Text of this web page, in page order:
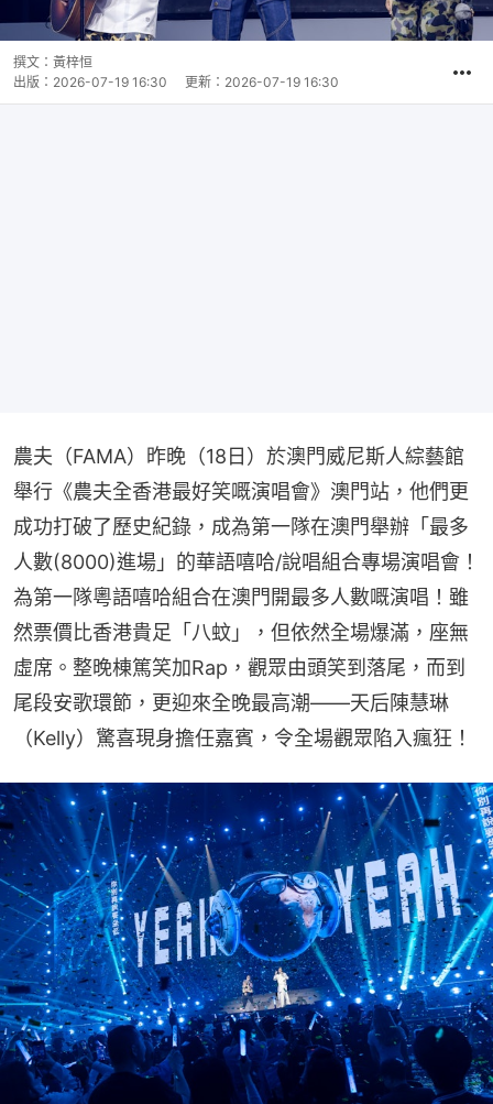
撰文： 黃梓恒
出版： 2026-07-19 16:30 更新： 2026-07-19 16:30
農夫（FAMA）昨晚（18日）於澳門威尼斯人綜藝館
舉行《農夫全香港最好笑嘅演唱會》澳門站，他們更
成功打破了歷史紀錄，成為第一隊在澳門舉辦「最多
人數(8000)進場」的華語嘻哈/說唱組合專場演唱會！
為第一隊粵語嘻哈組合在澳門開最多人數嘅演唱！雖
然票價比香港貴足「八蚊」，但依然全場爆滿，座無
虛席。整晚棟篤笑加Rap，觀眾由頭笑到落尾，而到
尾段安歌環節，更迎來全晚最高潮——天后陳慧琳
（Kelly）驚喜現身擔任嘉賓，令全場觀眾陷入瘋狂！